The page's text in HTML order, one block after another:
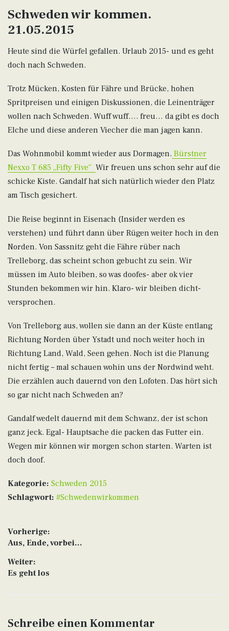
Schweden wir kommen.
21.05.2015
Heute sind die Würfel gefallen. Urlaub 2015- und es geht
doch nach Schweden.
Trotz Mücken, Kosten für Fähre und Brücke, hohen
Spritpreisen und einigen Diskussionen, die Leinenträger
wollen nach Schweden. Wuff wuff…. freu… da gibt es doch
Elche und diese anderen Viecher die man jagen kann.
Das Wohnmobil kommt wieder aus Dormagen. Bürstner
Nexxo T 685 „Fifty Five“ Wir freuen uns schon sehr auf die
schicke Kiste. Gandalf hat sich natürlich wieder den Platz
am Tisch gesichert.
Die Reise beginnt in Eisenach (Insider werden es
verstehen) und führt dann über Rügen weiter hoch in den
Norden. Von Sassnitz geht die Fähre rüber nach
Trelleborg, das scheint schon gebucht zu sein. Wir
müssen im Auto bleiben, so was doofes- aber ok vier
Stunden bekommen wir hin. Klaro- wir bleiben dicht-
versprochen.
Von Trelleborg aus, wollen sie dann an der Küste entlang
Richtung Norden über Ystadt und noch weiter hoch in
Richtung Land, Wald, Seen gehen. Noch ist die Planung
nicht fertig – mal schauen wohin uns der Nordwind weht.
Die erzählen auch dauernd von den Lofoten. Das hört sich
so gar nicht nach Schweden an?
Gandalf wedelt dauernd mit dem Schwanz, der ist schon
ganz jeck. Egal- Hauptsache die packen das Futter ein.
Wegen mir können wir morgen schon starten. Warten ist
doch doof.
Kategorie: Schweden 2015
Schlagwort: #Schwedenwirkommen
Beitragsnavigation
Vorherige:
Vorheriger
Aus, Ende, vorbei…
Weiter:
Nächster
Es geht los
Schreibe einen Kommentar